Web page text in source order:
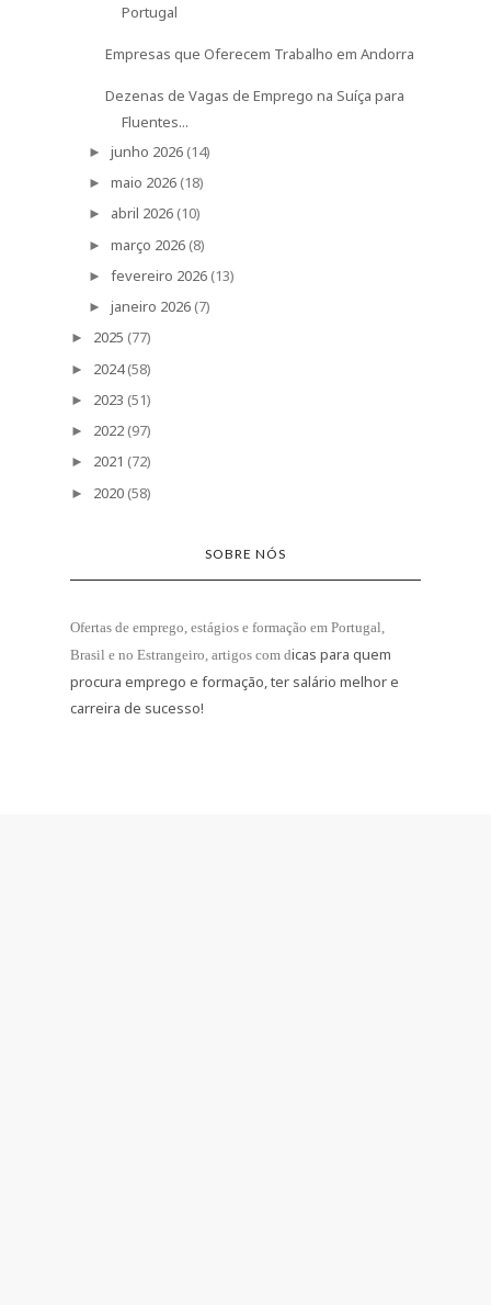
Portugal
Empresas que Oferecem Trabalho em Andorra
Dezenas de Vagas de Emprego na Suíça para
Fluentes...
► junho 2026 (14)
► maio 2026 (18)
► abril 2026 (10)
► março 2026 (8)
► fevereiro 2026 (13)
► janeiro 2026 (7)
► 2025 (77)
► 2024 (58)
► 2023 (51)
► 2022 (97)
► 2021 (72)
► 2020 (58)
SOBRE NÓS
Ofertas de emprego, estágios e formação em Portugal,
Brasil e no Estrangeiro , artigos com dicas para quem
procura emprego e formação, ter salário melhor e
carreira de sucesso!